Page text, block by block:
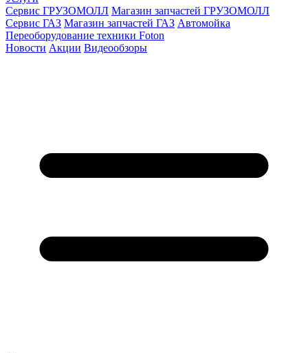
Сервис ГРУЗОМОЛЛ Магазин запчастей ГРУЗОМОЛЛ
Сервис ГАЗ Магазин запчастей ГАЗ Автомойка
Переоборудование техники Foton
Новости Акции Видеообзоры